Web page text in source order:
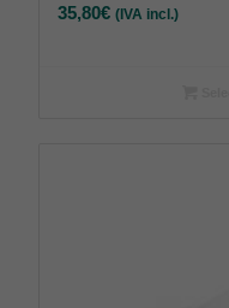
35,80€ (IVA incl.)